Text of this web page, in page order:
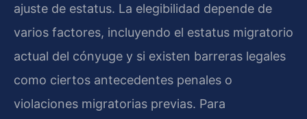
ajuste de estatus. La elegibilidad depende de
varios factores, incluyendo el estatus migratorio
actual del cónyuge y si existen barreras legales
como ciertos antecedentes penales o
violaciones migratorias previas. Para